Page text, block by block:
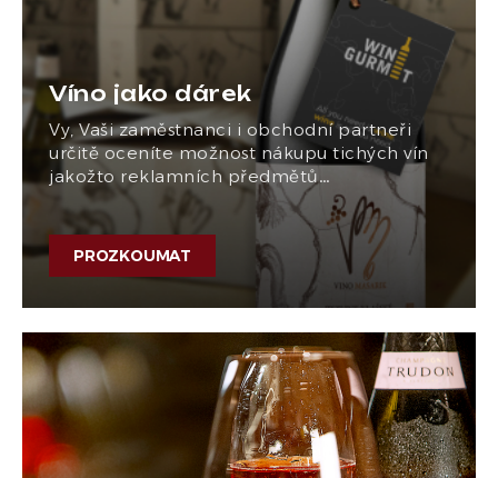
Víno jako dárek
Vy, Vaši zaměstnanci i obchodní partneři
určitě oceníte možnost nákupu tichých vín
jakožto reklamních předmětů…
PROZKOUMAT